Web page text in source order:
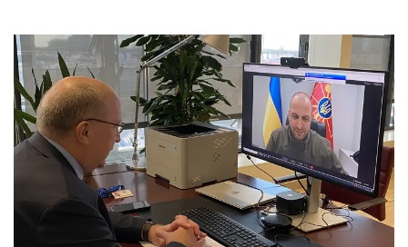
г
р
е
ж
и
м
у